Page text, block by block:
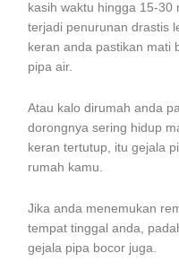
kasih waktu hingga 15-
terjadi penurunan drastis
keran anda pastikan mati
pipa air.
Atau kalo dirumah anda
dorongnya sering hidup
keran tertutup, itu gejala
rumah kamu.
Jika anda menemukan
tempat tinggal anda,
gejala pipa bocor juga.